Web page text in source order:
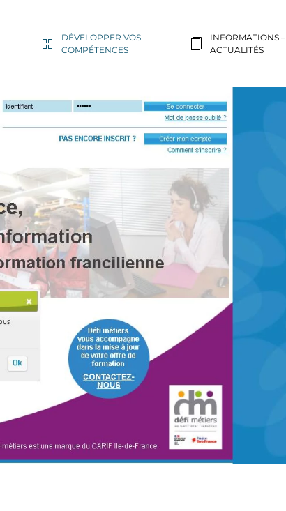
DÉVELOPPER VOS
COMPÉTENCES
INFORMATIONS –
ACTUALITÉS